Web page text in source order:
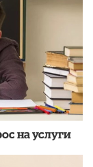
на услуги